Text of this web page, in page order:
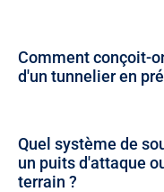
Comment conçoit-
d'un tunnelier en
Quel système de
un puits d'attaque
terrain ?